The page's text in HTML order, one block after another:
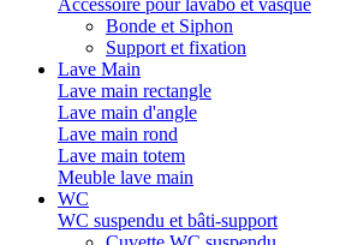
Accessoire pour lavabo et vasque
Bonde et Siphon
Support et fixation
Lave Main
Lave main rectangle
Lave main d'angle
Lave main rond
Lave main totem
Meuble lave main
WC
WC suspendu et bâti-support